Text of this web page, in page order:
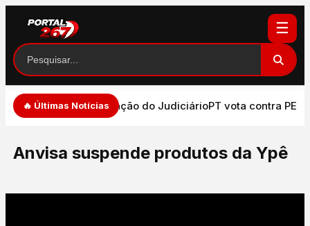
☰
🔥 Últimas Notícias
de expressão e atuação do JudiciárioPT vota contra PEC
Anvisa suspende produtos da Ypê